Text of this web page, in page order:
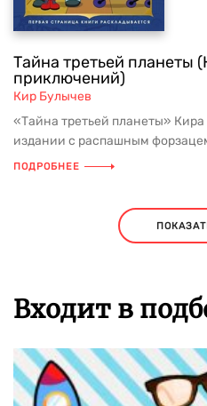
Тайна третьей планеты
приключений)
Кир Булычев
«Тайна третьей планеты»
издании с распашным
ПОДРОБНЕЕ
Входит в